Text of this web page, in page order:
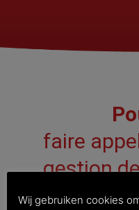
faire
gestion
Wij gebruiken cookies